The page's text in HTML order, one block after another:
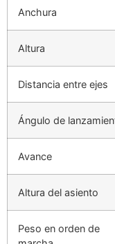
Anchura
Altura
Distancia entre ejes
Ángulo de
Avance
Altura del asiento
Peso en orden de